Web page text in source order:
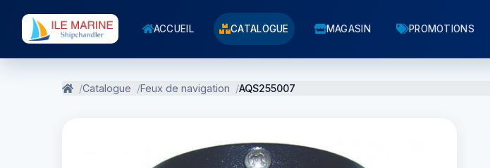
ACCUEIL CATALOGUE MAGASIN PROMOTIONS
Catalogue Feux de navigation AQS255007